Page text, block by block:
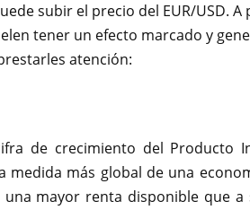
subir el precio del EUR/USD. A
tener un efecto marcado y
atención:
de crecimiento del Producto
medida más global de una
mayor renta disponible que a